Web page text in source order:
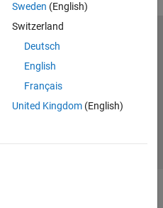
Sweden (English)
Switzerland
Deutsch
English
Français
United Kingdom(English)
Informativa sulla privacy
Contatti